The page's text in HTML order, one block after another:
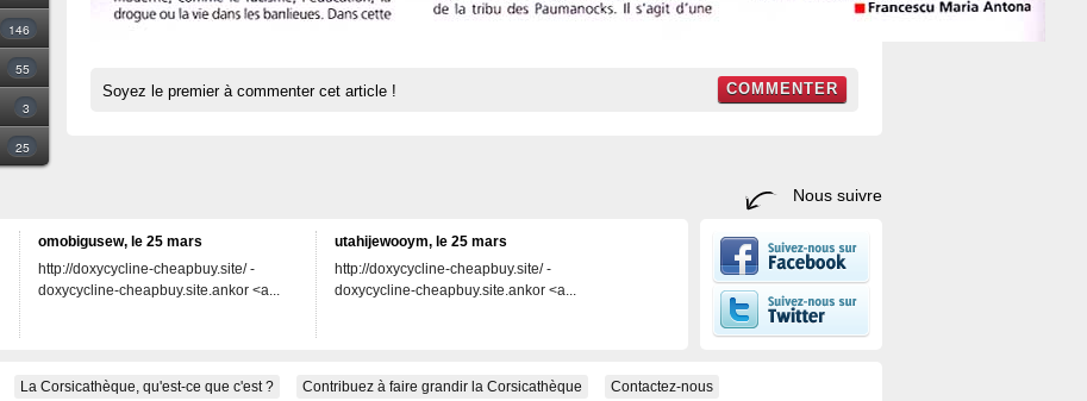
146
55
3
25
Soyez le premier à commenter cet article ! COMMENTER
omobigusew, le 25 mars
http://doxycycline-cheapbuy.site/ -
doxycycline-cheapbuy.site.ankor <a...
utahijewooym, le 25 mars
http://doxycycline-cheapbuy.site/ -
doxycycline-cheapbuy.site.ankor <a...
Nous suivre
La Corsicathèque, qu'est-ce que c'est ? Contribuez à faire grandir la Corsicathèque Contactez-nous